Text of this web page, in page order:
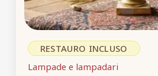
RESTAURO INCLUSO
Lampade e lampadari